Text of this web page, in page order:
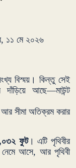
১১ মে ২০২৬
বিস্ময়। কিন্তু সেই
দাঁড়িয়ে আছে—মাউন্ট
সীমা অতিক্রম করার
ফুট। এটি পৃথিবীর
নেমে আসে, আর পৃথিবী